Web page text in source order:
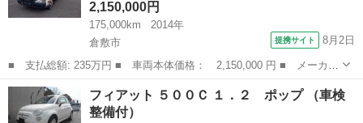
2,150,000円
175,000km
2014年
倉敷市
提携サイト 8月2日
■ 支払総額: 235万円 ■ 車両本体価格： 2,150,000 円 ■ メーカー
名： 日野 ■ 車種名： デュトロ ■ グレード名： ダンプ ２
ｔ ダンプ ５ＭＴ ＥＴＣ パワーウィンドウ パワステ 荷台内
寸３０５ｃｍ...
岡山 倉敷市
フィアット ５００Ｃ １．２ ポップ （車検
整備付）